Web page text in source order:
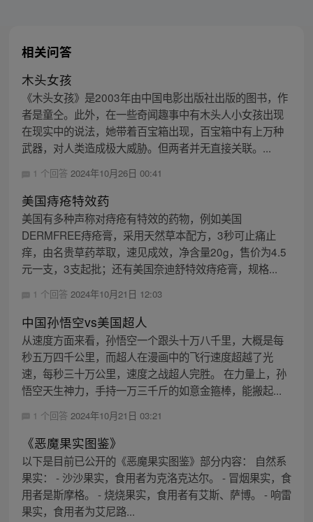
相关问答
木头女孩
《木头女孩》是2003年由中国电影出版社出版的图书，作
者是童仝。此外，在一些奇闻趣事中有木头人小女孩出现
在现实中的说法，她带着百宝箱出现，百宝箱中有上万种
武器，对人类造成极大威胁。但两者并无直接关联。...
1 个回答 2024年10月26日 00:41
美国痔疮特效药
美国有多种声称对痔疮有特效的药物，例如美国
DERMFREE痔疮膏，采用天然草本配方，3秒可止痛止
痒，由名贵草药萃取，速见成效，净含量20g，售价为4.5
元一支，3支起批；还有美国奈迪舒特效痔疮膏，规格...
1 个回答 2024年10月21日 12:03
中国孙悟空vs美国超人
从速度方面来看，孙悟空一个跟头十万八千里，大概是每
秒五万四千公里，而超人在漫画中的飞行速度超越了光
速，每秒三十万公里，速度之战超人完胜。 在力量上，孙
悟空天生神力，手持一万三千斤的如意金箍棒，能搬起...
1 个回答 2024年10月21日 03:21
《恶魔果实图鉴》
以下是目前已公开的《恶魔果实图鉴》部分内容： 自然系
果实： - 沙沙果实，食用者为克洛克达尔。 - 冒烟果实，食
用者是斯摩格。 - 烧烧果实，食用者有艾斯、萨博。 - 响雷
果实，食用者为艾尼路...